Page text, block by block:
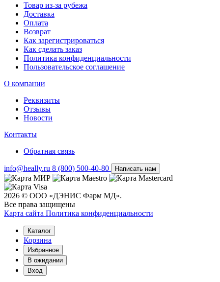
Товар из-за рубежа
Доставка
Оплата
Возврат
Как зарегистрироваться
Как сделать заказ
Политика конфиденциальности
Пользовательское соглашение
О компании
Реквизиты
Отзывы
Новости
Контакты
Обратная связь
info@heally.ru 8 (800) 500-40-80 Написать нам
2026 © ООО «ДЭНИС Фарм МД».
Все права защищены
Карта сайта Политика конфиден­циальности
Каталог
Корзина
Избранное
В ожидании
Вход